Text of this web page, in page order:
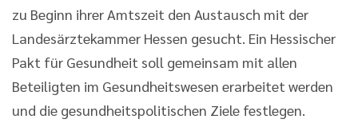
zu Beginn ihrer Amtszeit den Austausch mit der
Landesärztekammer Hessen gesucht. Ein Hessischer
Pakt für Gesundheit soll gemeinsam mit allen
Beteiligten im Gesundheitswesen erarbeitet werden
und die gesundheitspolitischen Ziele festlegen.